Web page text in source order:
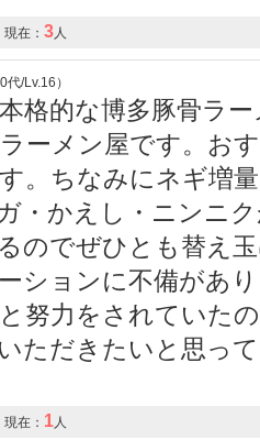
現在： 3人
/Lv.16）
格的な博多豚骨ラ
ーメン屋です。お
。ちなみにネギ増
・かえし・ニンニ
のでぜひとも替え
ションに不備があ
努力をされていた
ただきたいと思っ
現在： 1人